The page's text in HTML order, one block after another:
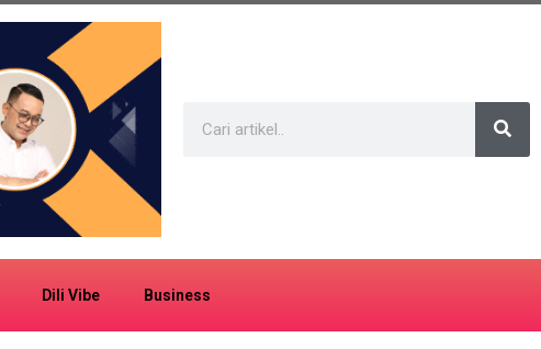
Dili Vibe Business